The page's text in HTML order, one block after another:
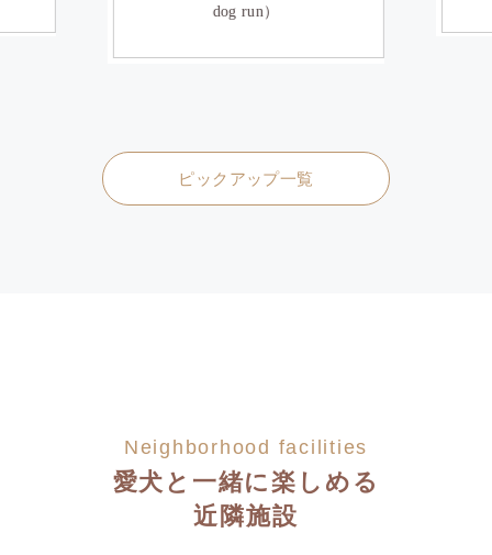
dog run）
ピックアップ一覧
Neighborhood facilities
愛犬と一緒に楽しめる
近隣施設